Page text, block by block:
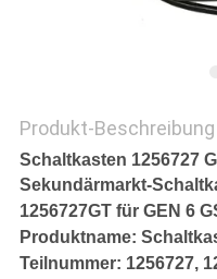
Produkt-Beschreibung
Schaltkasten 1256727
Sekundärmarkt-
1256727GT für GEN 6
Produktname:
Teilnummer: 1256727,